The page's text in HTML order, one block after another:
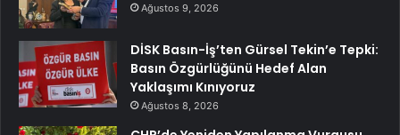
Ağustos 9, 2026
DİSK Basın-İş’ten Gürsel Tekin’e Tepki:
Basın Özgürlüğünü Hedef Alan
Yaklaşımı Kınıyoruz
Ağustos 8, 2026